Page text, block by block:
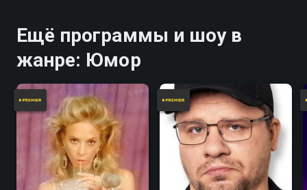
Ещё программы и шоу в
жанре: Юмор